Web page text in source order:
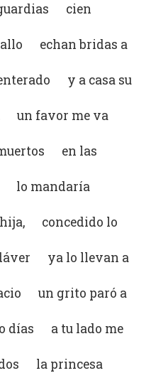
guardias cien
echan bridas a
y a casa su
un favor me va
en las
lo mandaría
hija, concedido lo
ya lo llevan a
un grito paró a
días a tu lado me
dos la princesa